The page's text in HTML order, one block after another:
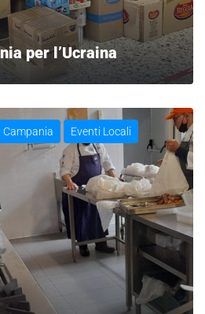
per l’Ucraina
Campania Eventi Locali